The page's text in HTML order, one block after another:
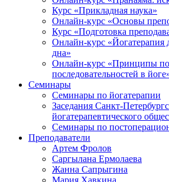
Курс «Прикладная наука»
Онлайн-курс «Основы
Курс «Подготовка
Онлайн-курс «Йогатерапия
дна»
Онлайн-курс «Принципы
последовательностей в
Семинары
Семинары по йогатерапии
Заседания Санкт-
йогатерапевтического
Семинары по
Преподаватели
Артем Фролов
Саргылана Ермолаева
Жанна Сапрыгина
Мария Хавкина